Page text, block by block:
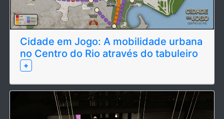
Cidade em Jogo: A mobilidade urbana
no Centro do Rio através do tabuleiro
+